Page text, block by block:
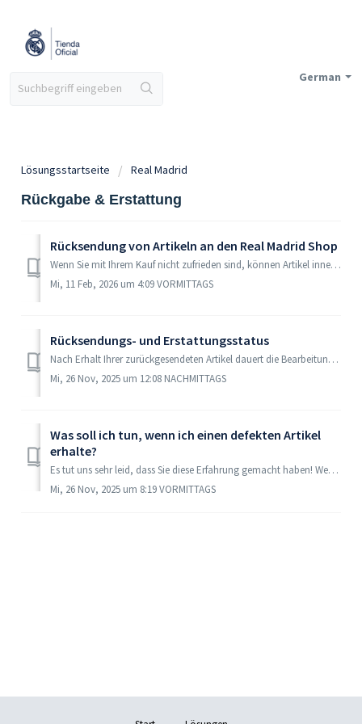
German
Lösungsstartseite Real Madrid
Rückgabe & Erstattung
Rücksendung von Artikeln an den Real Madrid Shop
Wenn Sie mit Ihrem Kauf nicht zufrieden sind, können Artikel innerhalb von 31 Tagen nach Erhalt der Bestellung zurückgesendet werden; *Ausschlüsse können ge...
Mi, 11 Feb, 2026 um 4:09 VORMITTAGS
Rücksendungs- und Erstattungsstatus
Nach Erhalt Ihrer zurückgesendeten Artikel dauert die Bearbeitung der Rücksendung in der Regel bis zu 8 Werktage. In arbeitsintensiven Zeiten kann die Bearb...
Mi, 26 Nov, 2025 um 12:08 NACHMITTAGS
Was soll ich tun, wenn ich einen defekten Artikel
erhalte?
Es tut uns sehr leid, dass Sie diese Erfahrung gemacht haben! Wenn das Produkt, das Sie erhalten haben, nicht in gutem Zustand ist oder Mängel aufweist, si...
Mi, 26 Nov, 2025 um 8:19 VORMITTAGS